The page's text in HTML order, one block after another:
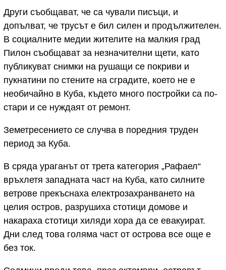
Други съобщават, че са чували писъци, и
допълват, че трусът е бил силен и продължителен.
В социалните медии жителите на малкия град
Пилон съобщават за незначителни щети, като
публикуват снимки на рушащи се покриви и
пукнатини по стените на сградите, което не е
необичайно в Куба, където много постройки са по-
стари и се нуждаят от ремонт.
Земетресението се случва в поредния труден
период за Куба.
В сряда ураганът от трета категория „Рафаел“
връхлетя западната част на Куба, като силните
ветрове прекъснаха електрозахранването на
целия остров, разрушиха стотици домове и
накараха стотици хиляди хора да се евакуират.
Дни след това голяма част от острова все още е
без ток.